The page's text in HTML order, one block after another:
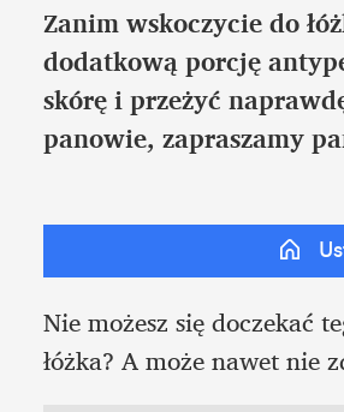
Zanim wskoczycie do
dodatkową porcję
skórę i przeżyć
panowie, zapraszamy
Nie możesz się doczekać
łóżka? A może nawet nie